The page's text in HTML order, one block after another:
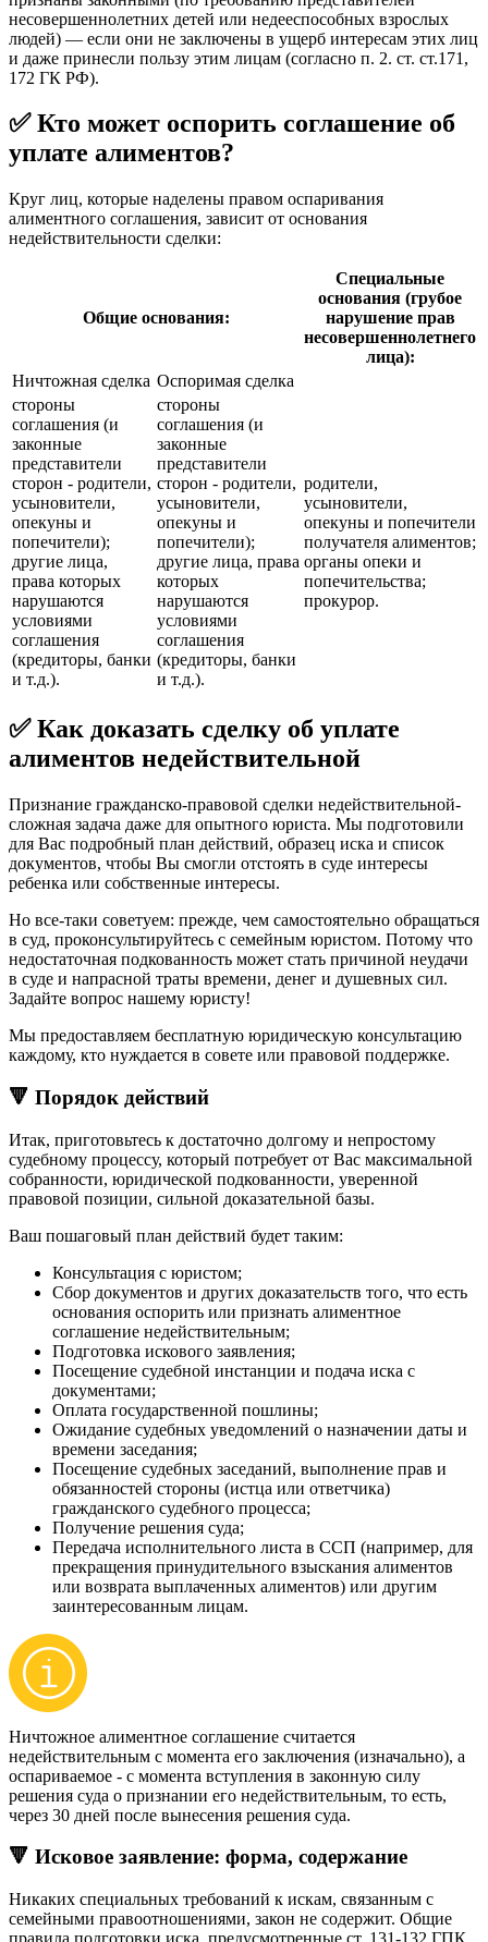
несовершеннолетних детей или недееспособных взрослых
людей) — если они не заключены в ущерб интересам этих лиц
и даже принесли пользу этим лицам (согласно п. 2. ст. ст.171,
172 ГК РФ).
✅ Кто может оспорить соглашение об
уплате алиментов?
Круг лиц, которые наделены правом оспаривания
алиментного соглашения, зависит от основания
недействительности сделки:
Общие основания:
Специальные
основания (грубое
нарушение прав
несовершеннолетнего
лица):
Ничтожная сделка Оспоримая сделка
стороны
соглашения (и
законные
представители
сторон - родители,
усыновители,
опекуны и
попечители);
другие лица,
права которых
нарушаются
условиями
соглашения
(кредиторы, банки
и т.д.).
стороны
соглашения (и
законные
представители
сторон - родители,
усыновители,
опекуны и
попечители);
другие лица, права
которых
нарушаются
условиями
соглашения
(кредиторы, банки
и т.д.).
родители,
усыновители,
опекуны и попечители
получателя алиментов;
органы опеки и
попечительства;
прокурор.
✅ Как доказать сделку об уплате
алиментов недействительной
Признание гражданско-правовой сделки недействительной-
сложная задача даже для опытного юриста. Мы подготовили
для Вас подробный план действий, образец иска и список
документов, чтобы Вы смогли отстоять в суде интересы
ребенка или собственные интересы.
Но все-таки советуем: прежде, чем самостоятельно обращаться
в суд, проконсультируйтесь с семейным юристом. Потому что
недостаточная подкованность может стать причиной неудачи
в суде и напрасной траты времени, денег и душевных сил.
Задайте вопрос нашему юристу!
Мы предоставляем бесплатную юридическую консультацию
каждому, кто нуждается в совете или правовой поддержке.
🔻 Порядок действий
Итак, приготовьтесь к достаточно долгому и непростому
судебному процессу, который потребует от Вас максимальной
собранности, юридической подкованности, уверенной
правовой позиции, сильной доказательной базы.
Ваш пошаговый план действий будет таким:
Консультация с юристом;
Сбор документов и других доказательств того, что есть
основания оспорить или признать алиментное
соглашение недействительным;
Подготовка искового заявления;
Посещение судебной инстанции и подача иска с
документами;
Оплата государственной пошлины;
Ожидание судебных уведомлений о назначении даты и
времени заседания;
Посещение судебных заседаний, выполнение прав и
обязанностей стороны (истца или ответчика)
гражданского судебного процесса;
Получение решения суда;
Передача исполнительного листа в ССП (например, для
прекращения принудительного взыскания алиментов
или возврата выплаченных алиментов) или другим
заинтересованным лицам.
Ничтожное алиментное соглашение считается
недействительным с момента его заключения (изначально), а
оспариваемое - с момента вступления в законную силу
решения суда о признании его недействительным, то есть,
через 30 дней после вынесения решения суда.
🔻 Исковое заявление: форма, содержание
Никаких специальных требований к искам, связанным с
семейными правоотношениями, закон не содержит. Общие
правила подготовки иска, предусмотренные ст. 131-132 ГПК,